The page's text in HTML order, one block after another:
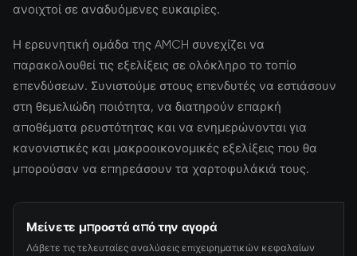
ανοιχτοί σε αναδυόμενες ευκαιρίες.
Η ερευνητική ομάδα της AMCH συνεχίζει να
παρακολουθεί τις εξελίξεις σε ολόκληρο το τοπίο
επενδύσεων. Συνιστούμε στους επενδυτές να εστιάσουν
στη θεμελιώδη ποιότητα, να διατηρούν επαρκή
αποθέματα ρευστότητας και να ενημερώνονται για
κανονιστικές και μακροοικονομικές εξελίξεις που θα
μπορούσαν να επηρεάσουν τα χαρτοφυλάκιά τους.
Μείνετε μπροστά από την αγορά
Λάβετε τις τελευταίες αναλύσεις επιχειρηματικών κεφαλαίων